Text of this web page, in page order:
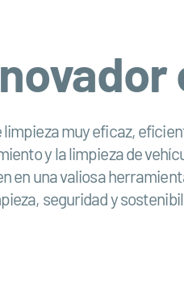
muy eficaz,
y la limpieza de
en una valiosa
seguridad y